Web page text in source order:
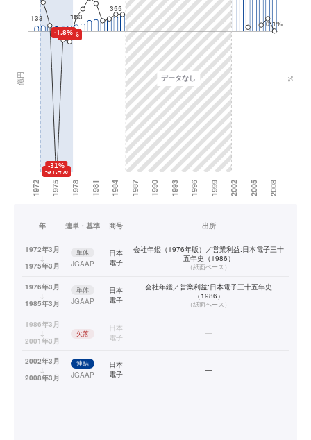
年 連単・基準 商号 出所
1972年3月
↓
1975年3月
単体
JGAAP
日本
電子
会社年鑑（1976年版）／営業利益:日本電子三十
五年史（1986）
（紙面ベース）
1976年3月
↓
1985年3月
単体
JGAAP
日本
電子
会社年鑑／営業利益:日本電子三十五年史
（1986）
（紙面ベース）
1986年3月
↓
2001年3月
欠落
日本
電子
—
2002年3月
↓
2008年3月
連結
JGAAP
日本
電子
—